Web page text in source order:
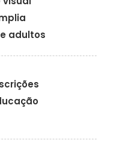
adultos